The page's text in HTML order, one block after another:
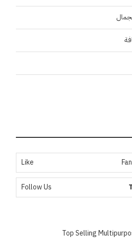
Like
Follow Us